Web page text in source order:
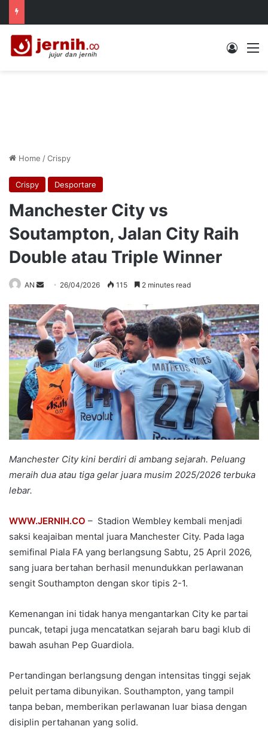
Log In
Home /Crispy
Crispy Desportare
Manchester City vs
Soutampton, Jalan City Raih
Double atau Triple Winner
AN
Send
email
26/04/2026 115 2 minutes read
Manchester City kini berdiri di ambang sejarah. Peluang
meraih dua atau tiga gelar juara musim 2025/2026 terbuka
lebar.
WWW.JERNIH.CO – Stadion Wembley kembali menjadi
saksi keajaiban mental juara Manchester City. Pada laga
semifinal Piala FA yang berlangsung Sabtu, 25 April 2026,
sang juara bertahan berhasil menundukkan perlawanan
sengit Southampton dengan skor tipis 2-1.
Kemenangan ini tidak hanya mengantarkan City ke partai
puncak, tetapi juga mencatatkan sejarah baru bagi klub di
bawah asuhan Pep Guardiola.
Pertandingan berlangsung dengan intensitas tinggi sejak
peluit pertama dibunyikan. Southampton, yang tampil
tanpa beban, memberikan perlawanan luar biasa dengan
disiplin pertahanan yang solid.